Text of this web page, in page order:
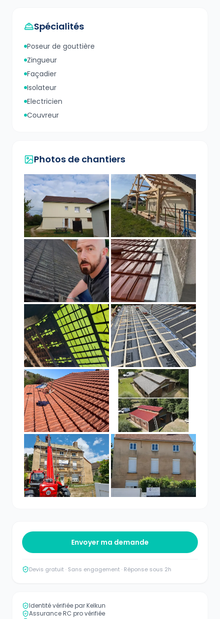
Spécialités
Poseur de gouttière
Zingueur
Façadier
Isolateur
Electricien
Couvreur
Photos de chantiers
Envoyer ma demande
Devis gratuit · Sans engagement · Réponse sous 2h
Identité vérifiée par Kelkun
Assurance RC pro vérifiée